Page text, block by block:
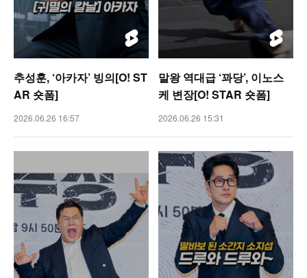
추성훈, ‘아카자’ 빙의[O! ST
AR 숏폼]
2026.06.26 16:57
말왕 역대급 ‘꽈당’, 이노스
케 변장[O! STAR 숏폼]
2026.06.26 15:31